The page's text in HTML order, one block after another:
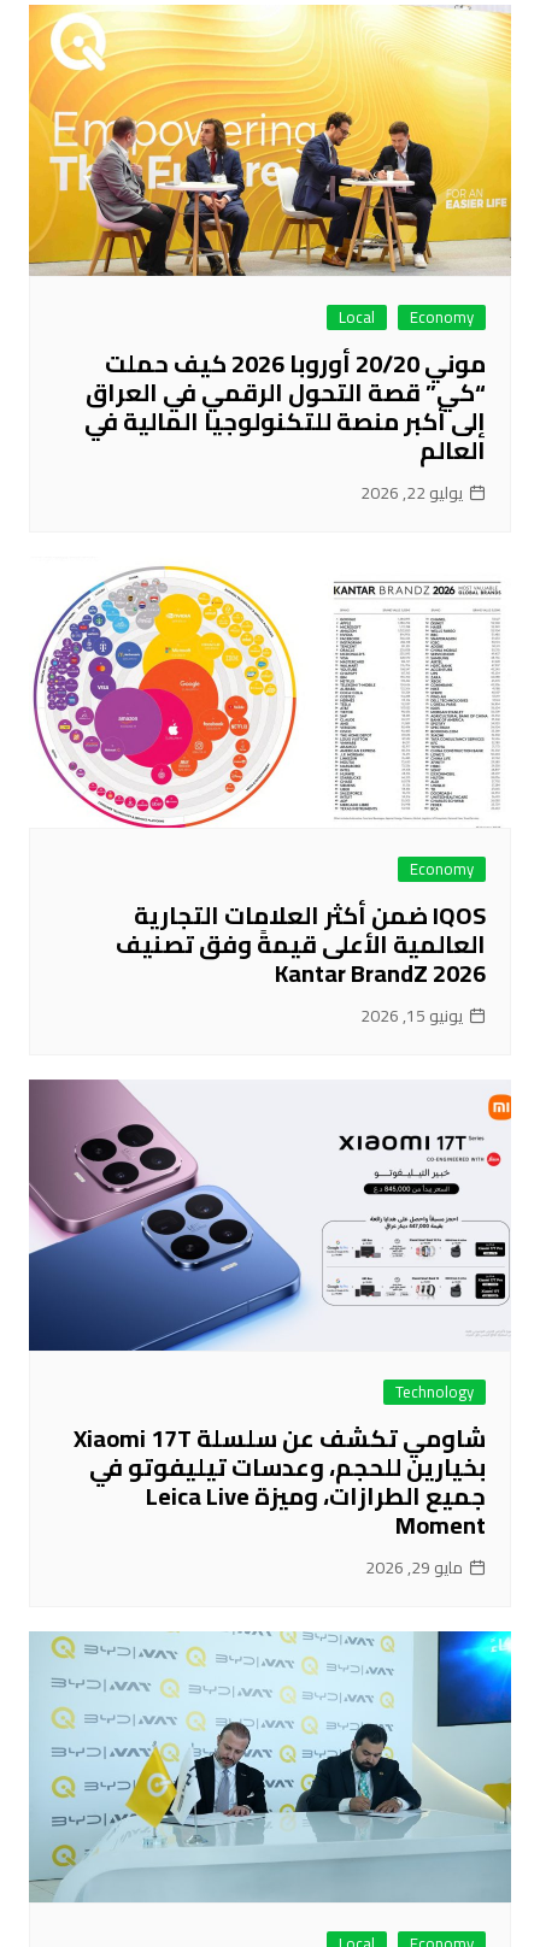
Economy
Local
موني 20/20 أوروبا 2026 كيف حملت
“كي” قصة التحول الرقمي في العراق
إلى أكبر منصة للتكنولوجيا المالية في
العالم
يوليو 22, 2026
Economy
IQOS ضمن أكثر العلامات التجارية
العالمية الأعلى قيمةً وفق تصنيف
Kantar BrandZ 2026
يونيو 15, 2026
Technology
شاومي تكشف عن سلسلة Xiaomi 17T
بخيارين للحجم، وعدسات تيليفوتو في
جميع الطرازات، وميزة Leica Live
Moment
مايو 29, 2026